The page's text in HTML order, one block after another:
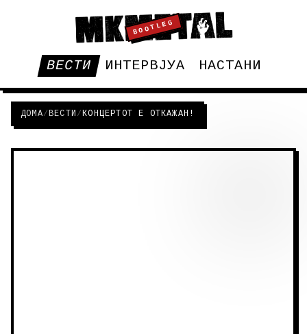
BOOTLEG
ВЕСТИ ИНТЕРВЈУА НАСТАНИ
ДОМА/ВЕСТИ /КОНЦЕРТОТ Е ОТКАЖАН!